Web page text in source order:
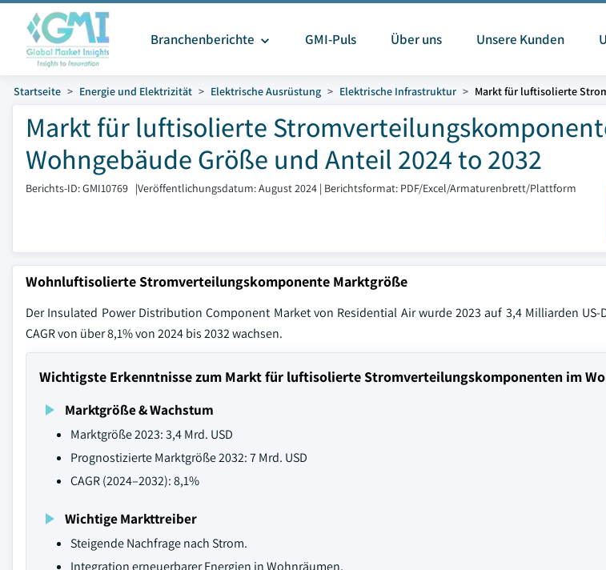
Branchenberichte GMI-Puls Über uns Unsere Kunden
Startseite Energie und Elektrizität Elektrische Ausrüstung Elektrische Infrastruktur Markt für luftisolierte
Markt für luftisolierte
Wohngebäude Größe und Anteil 2024 to 2032
Berichts-ID: GMI10769 |Veröffentlichungsdatum: August 2024 | Berichtsformat: PDF/Excel/Armaturenbrett/Plattform
Wohnluftisolierte Stromverteilungskomponente Marktgröße
Der Insulated Power Distribution Component Market von Residential Air wurde 2023 auf 3,4 Milliarden
CAGR von über 8,1% von 2024 bis 2032 wachsen.
Wichtigste Erkenntnisse zum Markt für luftisolierte Stromverteilungskomponenten im
Marktgröße & Wachstum
Marktgröße 2023: 3,4 Mrd. USD
Prognostizierte Marktgröße 2032: 7 Mrd. USD
CAGR (2024–2032): 8,1%
Wichtige Markttreiber
Steigende Nachfrage nach Strom.
Integration erneuerbarer Energien in Wohnräumen.